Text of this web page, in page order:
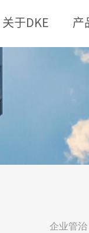
关于DKE 产
企业管治